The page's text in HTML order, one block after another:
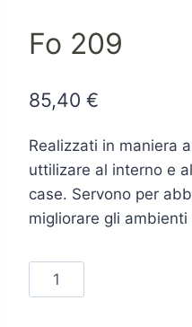
Fo 209
85,40 €
Realizzati in maniera
uttilizare al interno e
case. Servono per
migliorare gli
209